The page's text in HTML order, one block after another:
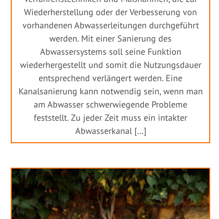
Wiederherstellung oder der Verbesserung von
vorhandenen Abwasserleitungen durchgeführt
werden. Mit einer Sanierung des
Abwassersystems soll seine Funktion
wiederhergestellt und somit die Nutzungsdauer
entsprechend verlängert werden. Eine
Kanalsanierung kann notwendig sein, wenn man
am Abwasser schwerwiegende Probleme
feststellt. Zu jeder Zeit muss ein intakter
Abwasserkanal […]